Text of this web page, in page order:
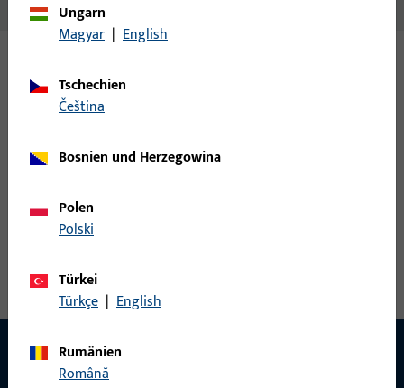
Varianten
Ungarn
Magyar | English
Tschechien
čeština
Bosnien und Herzegowina
Polen
Polski
Türkei
Türkçe | English
Rumänien
Română